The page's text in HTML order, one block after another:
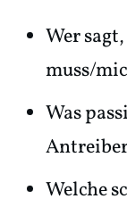
Wer
muss/
Was
Welche